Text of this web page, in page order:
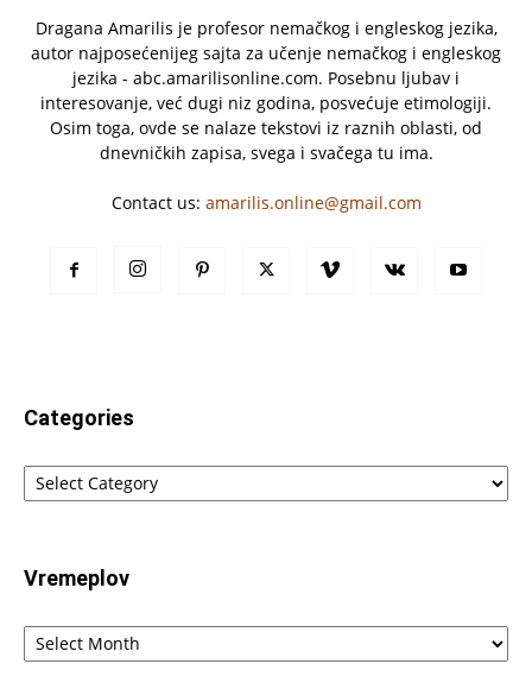
Dragana Amarilis je profesor nemačkog i engleskog jezika,
autor najposećenijeg sajta za učenje nemačkog i engleskog
jezika - abc.amarilisonline.com. Posebnu ljubav i
interesovanje, već dugi niz godina, posvećuje etimologiji.
Osim toga, ovde se nalaze tekstovi iz raznih oblasti, od
dnevničkih zapisa, svega i svačega tu ima.
Contact us: amarilis.online@gmail.com
Categories
Categories
Vremeplov
Vremeplov